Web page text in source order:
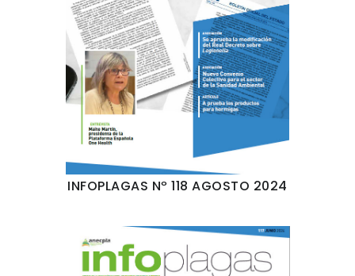
INFOPLAGAS Nº 118 AGOSTO 2024